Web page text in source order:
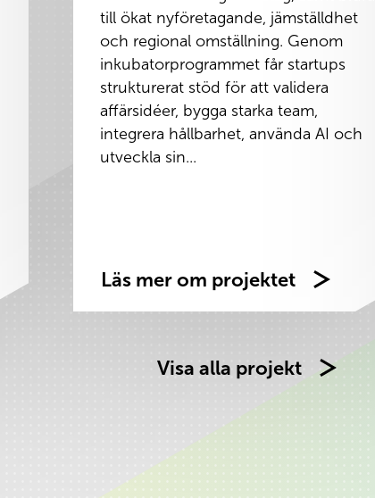
till ökat nyföretagande, jämställdhet
och regional omställning. Genom
inkubatorprogrammet får startups
strukturerat stöd för att validera
affärsidéer, bygga starka team,
integrera hållbarhet, använda AI och
utveckla sin...
Läs mer om projektet
Visa alla projekt